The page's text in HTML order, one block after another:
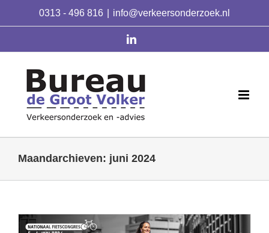
0313 - 496 816 info@verkeersonderzoek.nl
linkedin
Maandarchieven: juni 2024